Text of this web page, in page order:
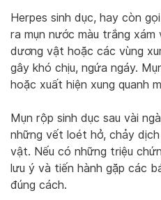
Herpes sinh dục, hay còn
ra mụn nước màu trắng
dương vật hoặc các vùng
gây khó chịu, ngứa ngáy.
hoặc xuất hiện xung quanh
Mụn rộp sinh dục sau vài
những vết loét hở, chảy
vật. Nếu có những triệu
lưu ý và tiến hành gặp các
đúng cách.